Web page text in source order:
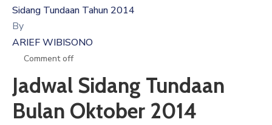
KINERJA
RB
ARTIKEL
GALERI
Sidang Tundaan Tahun 2014
By
ARIEF WIBISONO
Comment off
Jadwal Sidang Tundaan
Bulan Oktober 2014